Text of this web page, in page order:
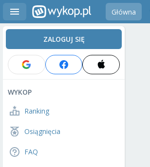
Główna
ZALOGUJ SIĘ
WYKOP
Ranking
Osiągnięcia
FAQ